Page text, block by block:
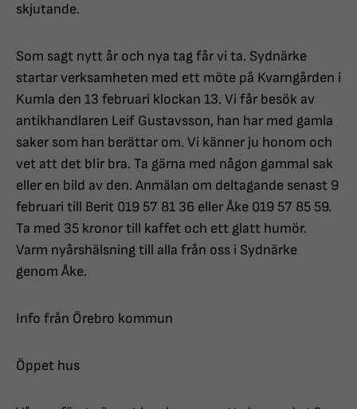
skjutande.
Som sagt nytt år och nya tag får vi ta. Sydnärke
startar verksamheten med ett möte på Kvarngården i
Kumla den 13 februari klockan 13. Vi får besök av
antikhandlaren Leif Gustavsson, han har med gamla
saker som han berättar om. Vi känner ju honom och
vet att det blir bra. Ta gärna med någon gammal sak
eller en bild av den. Anmälan om deltagande senast 9
februari till Berit 019 57 81 36 eller Åke 019 57 85 59.
Ta med 35 kronor till kaffet och ett glatt humör.
Varm nyårshälsning till alla från oss i Sydnärke
genom Åke.
Info från Örebro kommun
Öppet hus